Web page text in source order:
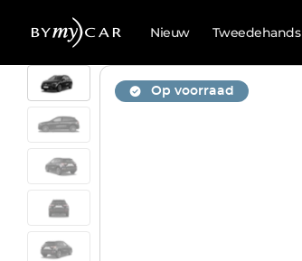
Nieuw Tweedehands
Op voorraad